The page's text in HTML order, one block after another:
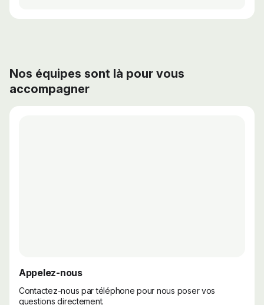
Nos équipes sont là pour vous
accompagner
Appelez-nous
Contactez-nous par téléphone pour nous poser vos
questions directement.